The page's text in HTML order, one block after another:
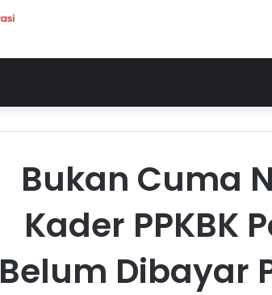
Bukan Cuma
Kader PPKBK
Belum Dibayar